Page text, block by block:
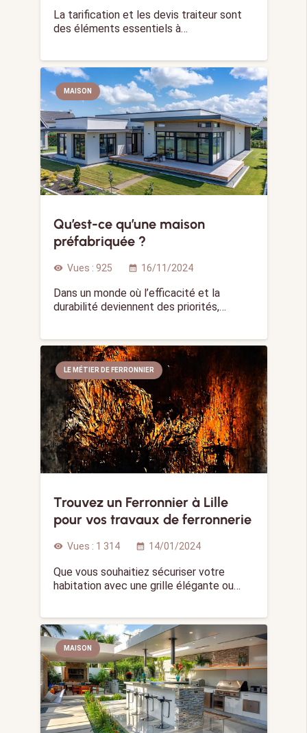
La tarification et les devis traiteur sont
des éléments essentiels à…
MAISON
Qu’est-ce qu’une maison
préfabriquée ?
visibility Vues : 925 calendar_month 16/11/2024
Dans un monde où l’efficacité et la
durabilité deviennent des priorités,…
LE MÉTIER DE FERRONNIER
Trouvez un Ferronnier à Lille
pour vos travaux de ferronnerie
visibility Vues : 1 314 calendar_month 14/01/2024
Que vous souhaitiez sécuriser votre
habitation avec une grille élégante ou…
MAISON